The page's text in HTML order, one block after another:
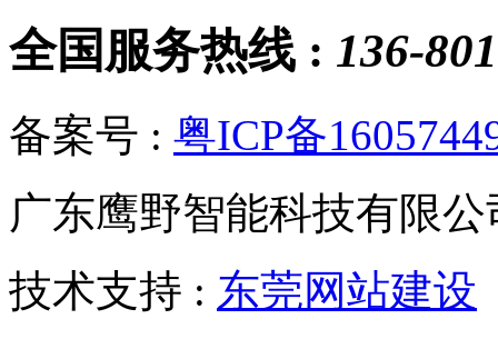
全国服务热线 : 136-
备案号 : 粤ICP备
广东鹰野智能科技有限
技术支持 : 东莞网站建设